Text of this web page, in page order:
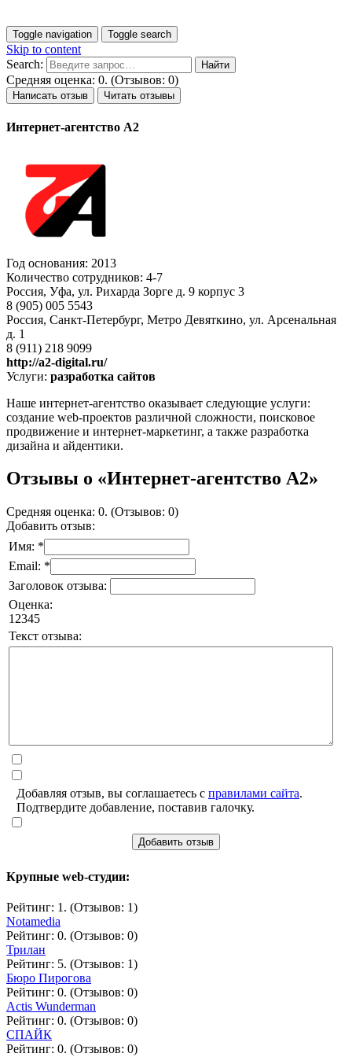
Toggle navigation Toggle search
Skip to content
Search:
Средняя оценка: 0. (Отзывов: 0)
Написать отзыв Читать отзывы
Интернет-агентство А2
Год основания: 2013
Количество сотрудников: 4-7
Россия, Уфа, ул. Рихарда Зорге д. 9 корпус 3
8 (905) 005 5543
Россия, Санкт-Петербург, Метро Девяткино, ул. Арсенальная
д. 1
8 (911) 218 9099
http://a2-digital.ru/
Услуги: разработка сайтов
Наше интернет-агентство оказывает следующие услуги:
создание web-проектов различной сложности, поисковое
продвижение и интернет-маркетинг, а также разработка
дизайна и айдентики.
Отзывы о «Интернет-агентство А2»
Средняя оценка: 0. (Отзывов: 0)
Добавить отзыв:
Имя: *
Email: *
Заголовок отзыва:
Оценка:
1 2345
Текст отзыва:
Добавляя отзыв, вы соглашаетесь с правилами сайта.
Подтвердите добавление, поставив галочку.
Добавить отзыв
Крупные web-студии:
Рейтинг: 1. (Отзывов: 1)
Notamedia
Рейтинг: 0. (Отзывов: 0)
Трилан
Рейтинг: 5. (Отзывов: 1)
Бюро Пирогова
Рейтинг: 0. (Отзывов: 0)
Actis Wunderman
Рейтинг: 0. (Отзывов: 0)
СПАЙК
Рейтинг: 0. (Отзывов: 0)